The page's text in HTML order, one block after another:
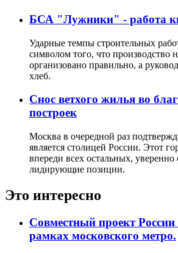
БСА "Лужники" - работа
Ударные темпы строительных
символом того, что производство
организовано правильно, а
хлеб.
Снос ветхого жилья во
построек
Москва в очередной раз
является столицей России. Этот
впереди всех остальных, уверенно
лидирующие позиции.
Это интересно
Совместный проект
рамках моcковского метро.